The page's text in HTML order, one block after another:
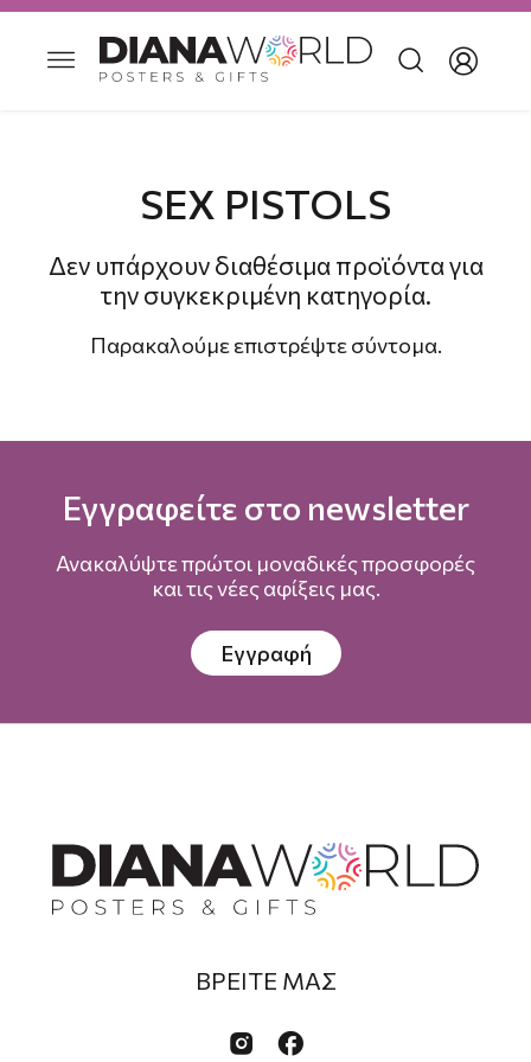
SEX PISTOLS
Δεν υπάρχουν διαθέσιμα προϊόντα για
την συγκεκριμένη κατηγορία.
Παρακαλούμε επιστρέψτε σύντομα.
Εγγραφείτε στο newsletter
Ανακαλύψτε πρώτοι μοναδικές προσφορές
και τις νέες αφίξεις μας.
Εγγραφή
ΒΡΕΙΤΕ ΜΑΣ
 